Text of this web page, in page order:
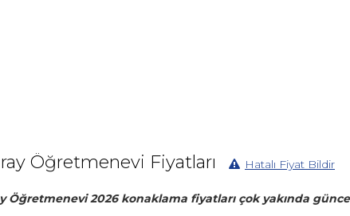
Öğretmenevi Fiyatları Hatalı Fiyat Bildir
Öğretmenevi 2026 konaklama fiyatları çok yakında